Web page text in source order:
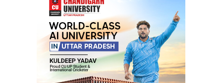
Your E-mail*
Submit Comment